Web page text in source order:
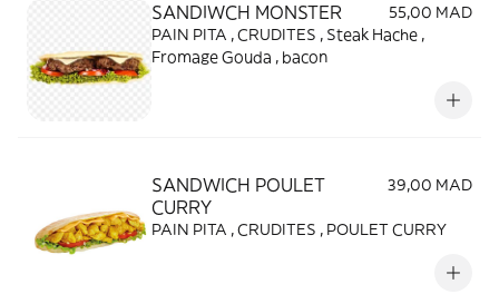
SANDIWCH MONSTER
55,00 MAD
PAIN PITA , CRUDITES , Steak Hache ,
Fromage Gouda , bacon
SANDWICH POULET
CURRY
39,00 MAD
PAIN PITA , CRUDITES , POULET CURRY